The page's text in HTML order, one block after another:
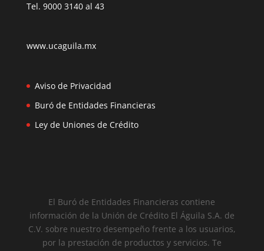
Tel. 9000 3140 al 43
www.ucaguila.mx
Aviso de Privacidad
Buró de Entidades Financieras
Ley de Uniones de Crédito
El Buró de Entidades Financieras contiene
información de la Unión de Crédito El Águila S.A. de
C.V. sobre nuestro desempeño frente a los usuarios,
por la prestación de productos y servicios. Te